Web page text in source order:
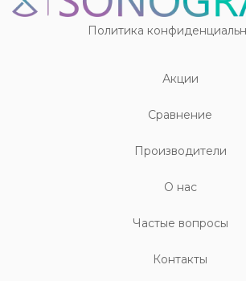
Политика
Акции
Cравнение
Производители
О нас
Частые вопросы
Контакты